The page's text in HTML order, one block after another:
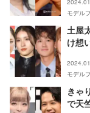
モデル
土屋
け想
モデル
きゃ
で天